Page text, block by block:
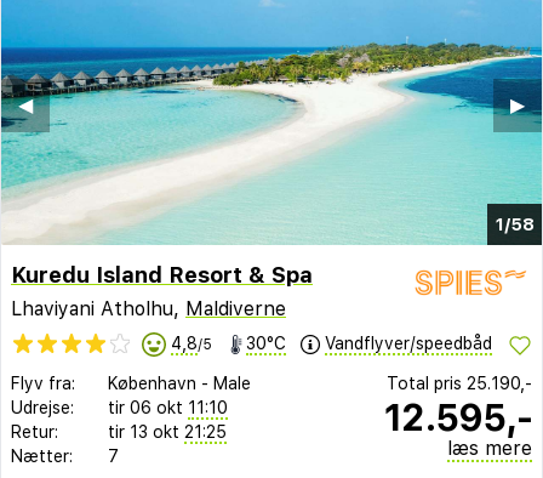
1/58
▶︎
◀︎
Kuredu Island Resort & Spa
Lhaviyani Atholhu, Maldiverne
4,8/5 30°C Vandflyver/speedbåd
Flyv fra: København - Male
Udrejse:
tir 06 okt 11:10
Retur:
tir 13 okt 21:25
Nætter:
7
Total pris 25.190,-
12.595,-
læs mere